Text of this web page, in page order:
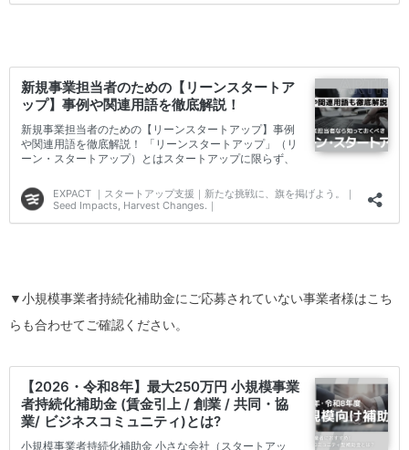
▼小規模事業者持続化補助金にご応募されていない事業者様はこち
らも合わせてご確認ください。